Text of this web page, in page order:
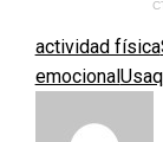
actividad física
emocional